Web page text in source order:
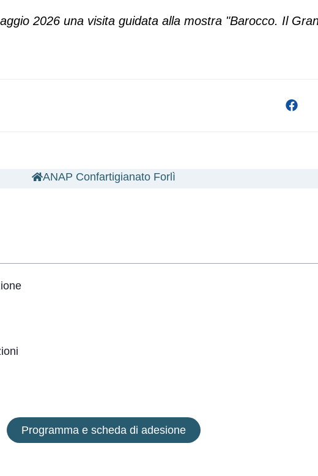
2026 una visita guidata alla mostra "Barocco. Il
ANAP Confartigianato Forlì
Programma e scheda di adesione